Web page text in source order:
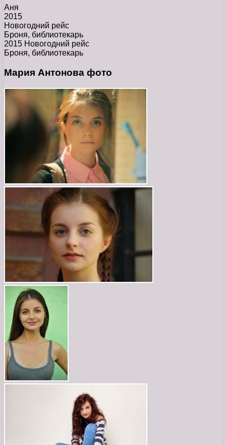
Аня
2015
Новогодний рейс
Броня, библиотекарь
2015 Новогодний рейс
Броня, библиотекарь
Мария Антонова фото